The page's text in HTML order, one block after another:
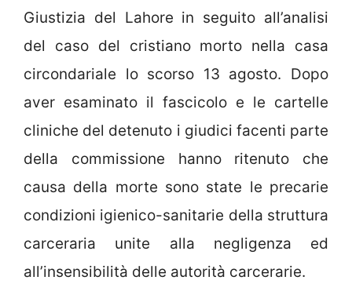
Giustizia del Lahore in seguito all’analisi
del caso del cristiano morto nella casa
circondariale lo scorso 13 agosto. Dopo
aver esaminato il fascicolo e le cartelle
cliniche del detenuto i giudici facenti parte
della commissione hanno ritenuto che
causa della morte sono state le precarie
condizioni igienico-sanitarie della struttura
carceraria unite alla negligenza ed
all’insensibilità delle autorità carcerarie.